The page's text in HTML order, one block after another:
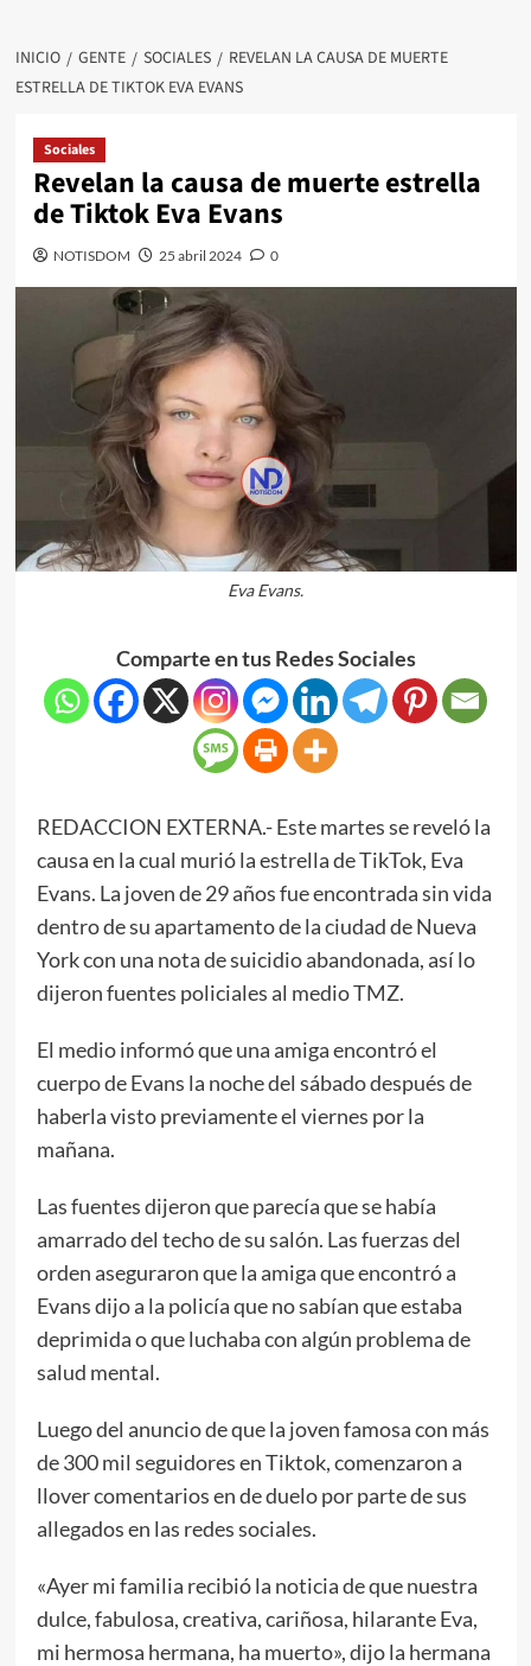
INICIO GENTE SOCIALES
REVELAN LA CAUSA DE MUERTE
ESTRELLA DE TIKTOK EVA EVANS
Sociales
Revelan la causa de muerte estrella
de Tiktok Eva Evans
NOTISDOM 25 abril 2024 0
Eva Evans.
Comparte en tus Redes Sociales
REDACCION EXTERNA.- Este martes se reveló la
causa en la cual murió la estrella de TikTok, Eva
Evans. La joven de 29 años fue encontrada sin vida
dentro de su apartamento de la ciudad de Nueva
York con una nota de suicidio abandonada, así lo
dijeron fuentes policiales al medio TMZ.
El medio informó que una amiga encontró el
cuerpo de Evans la noche del sábado después de
haberla visto previamente el viernes por la
mañana.
Las fuentes dijeron que parecía que se había
amarrado del techo de su salón. Las fuerzas del
orden aseguraron que la amiga que encontró a
Evans dijo a la policía que no sabían que estaba
deprimida o que luchaba con algún problema de
salud mental.
Luego del anuncio de que la joven famosa con más
de 300 mil seguidores en Tiktok, comenzaron a
llover comentarios en de duelo por parte de sus
allegados en las redes sociales.
«Ayer mi familia recibió la noticia de que nuestra
dulce, fabulosa, creativa, cariñosa, hilarante Eva,
mi hermosa hermana, ha muerto», dijo la hermana